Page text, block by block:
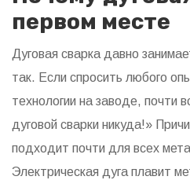
первом месте
Дуговая сварка давно
так. Если спросить любого
технологии на заводе, почти
дуговой сварки никуда!»
подходит почти для всех
Электрическая дуга плавит